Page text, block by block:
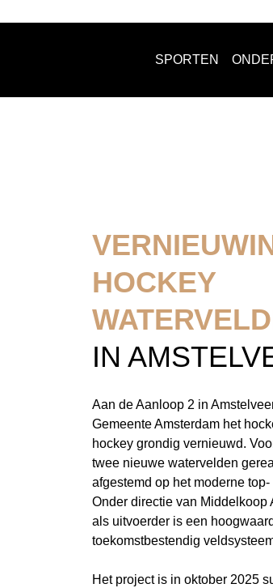
SPORTEN
HOCKEY
IN
Aan deAanloop 2 in
Gemeente Amsterdam het
hockey grondig vernieuwd.
twee nieuwe watervelden
afgestemd op het moderne
Onder directie van Middelkoop
als uitvoerder is een
toekomstbestendig
Het project is in oktober 2025